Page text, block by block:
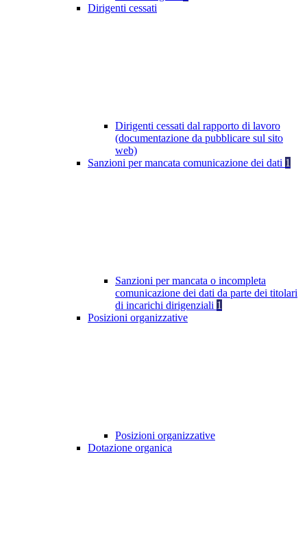
Dirigenti cessati
Dirigenti cessati dal rapporto di lavoro
(documentazione da pubblicare sul sito
web)
Sanzioni per mancata comunicazione dei dati 1
Sanzioni per mancata o incompleta
comunicazione dei dati da parte dei titolari
di incarichi dirigenziali 1
Posizioni organizzative
Posizioni organizzative
Dotazione organica